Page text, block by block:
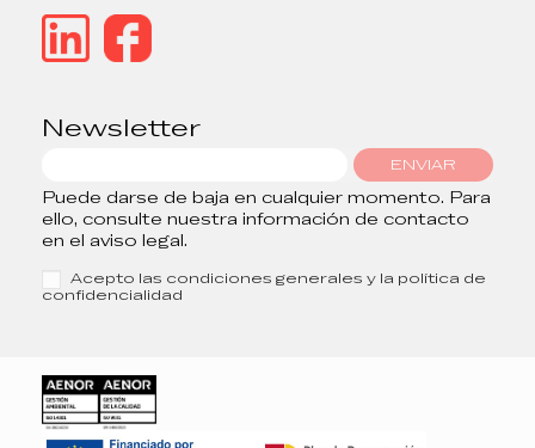
Newsletter
ENVIAR
Puede darse de baja en cualquier momento. Para
ello, consulte nuestra información de contacto
en el aviso legal.
Acepto las condiciones generales y la política de
confidencialidad